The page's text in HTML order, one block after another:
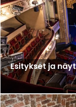
Esitykset ja